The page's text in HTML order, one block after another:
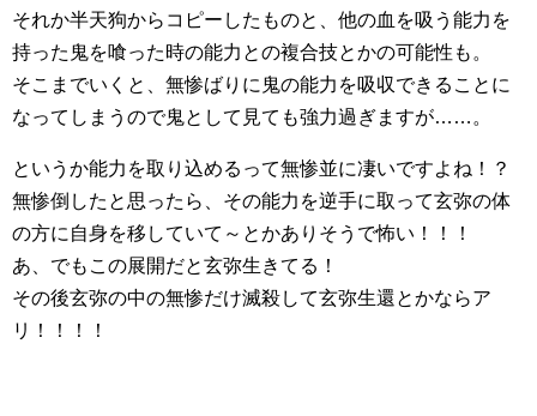
それか半天狗からコピーしたものと、他の血を吸う能力を
持った鬼を喰った時の能力との複合技とかの可能性も。
そこまでいくと、無惨ばりに鬼の能力を吸収できることに
なってしまうので鬼として見ても強力過ぎますが……。
というか能力を取り込めるって無惨並に凄いですよね！？
無惨倒したと思ったら、その能力を逆手に取って玄弥の体
の方に自身を移していて～とかありそうで怖い！！！
あ、でもこの展開だと玄弥生きてる！
その後玄弥の中の無惨だけ滅殺して玄弥生還とかならア
リ！！！！